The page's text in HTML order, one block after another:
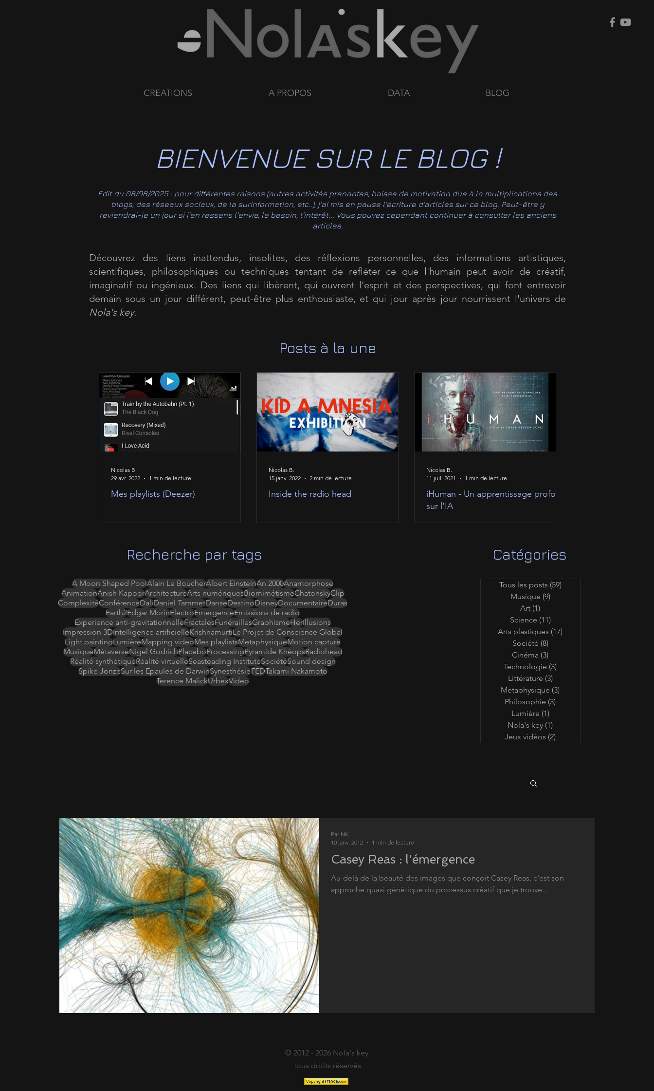
CREATIONS A PROPOS DATA BLOG
BIENVENUE SUR LE BLOG !
Edit du 08/08/2025 : pour différentes raisons (autres activités prenantes, baisse de motivation due à la multiplications des
blogs, des réseaux sociaux, de la surinformation, etc..), j'ai mis en pause l'écriture d'articles sur ce blog. Peut-être y
reviendrai-je un jour si j'en ressens l'envie, le besoin, l'intérêt... Vous pouvez cependant continuer à consulter les anciens
articles.
Découvrez des liens inattendus, insolites, des réflexions personnelles, des informations artistiques,
scientifiques, philosophiques ou techniques tentant de refléter ce que l'humain peut avoir de créatif,
imaginatif ou ingénieux. Des liens qui libèrent, qui ouvrent l'esprit et des perspectives, qui font entrevoir
demain sous un jour différent, peut-être plus enthousiaste, et qui jour après jour nourrissent l'univers de
Nola's key.
Posts à la une
Mes playlists (Deezer)
Nicolas B.
29 avr. 2022
1 min de lecture
Inside the radio head
Nicolas B.
15 janv. 2022
2 min de lecture
iHuman - Un apprentissage profond
sur l'IA
Nicolas B.
11 juil. 2021
1 min de lecture
Recherche par tags
A Moon Shaped PoolAlain Le BoucherAlbert EinsteinAn 2000Anamorphose
AnimationAnish KapoorArchitectureArts numériquesBiomimétismeChatonskyClip
ComplexitéConférenceDaliDaniel TammetDanseDestinoDisneyDocumentaireDuras
Earth2Edgar MorinElectroEmergenceEmissions de radio
Experience anti-gravitationnelleFractalesFunéraillesGraphismeHerIllusions
Impression 3DIntelligence artificielleKrishnamurtiLe Projet de Conscience Global
Light paintingLumièreMapping videoMes playlistsMetaphysiqueMotion capture
MusiqueMétaverseNigel GodrichPlaceboProcessingPyramide KhéopsRadiohead
Réalité synthétiqueRéalité virtuelleSeasteading InstituteSociétéSound design
Spike JonzeSur les Epaules de DarwinSynesthésieTEDTakami Nakamoto
Terence MalickUrbexVideo
Catégories
Tous les posts (59)59 posts
Musique (9)9 posts
Art (1)
Science (11)11 posts
Arts plastiques (17)
Société (8)8 posts
Cinéma (3)
Technologie (3)
Littérature (3)3 posts
Metaphysique (3)
Philosophie (3)
Lumière (1)1 post
Nola's key (1)
Jeux vidéos (2)
Casey Reas : l'émergence
Au-delà de la beauté des images que conçoit Casey Reas, c'est son
approche quasi génétique du processus créatif que je trouve...
Par NK
10 janv. 2012
1 min de lecture
© 2012 - 2026 Nola's key
Tous droits réservés